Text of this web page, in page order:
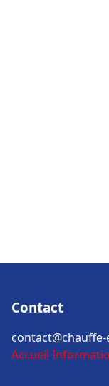
Contact
Accueil